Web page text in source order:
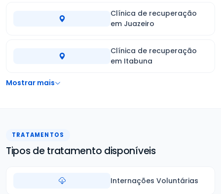
Clínica de recuperação
em Juazeiro
Clínica de recuperação
em Itabuna
Mostrar mais
TRATAMENTOS
Tipos de tratamento disponíveis
Internações Voluntárias